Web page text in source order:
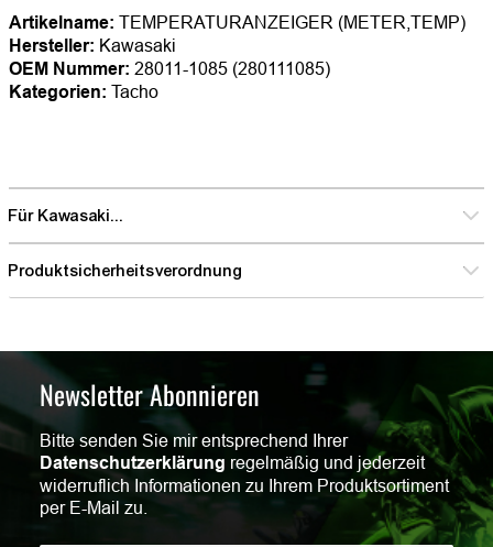
Artikelname: TEMPERATURANZEIGER (METER,TEMP)
Hersteller: Kawasaki
OEM Nummer: 28011-1085 (280111085)
Kategorien: Tacho
Für Kawasaki...
Produktsicherheitsverordnung
Newsletter Abonnieren
Bitte senden Sie mir entsprechend Ihrer
Datenschutzerklärung regelmäßig und jederzeit
widerruflich Informationen zu Ihrem Produktsortiment
per E-Mail zu.